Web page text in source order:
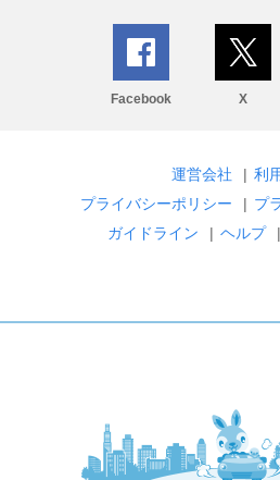
Facebook X
運営会社 | 利
プライバシーポリシー
| プ
ガイドライン
| ヘルプ |